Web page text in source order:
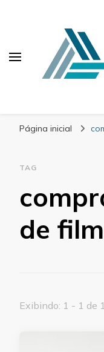
Página inicial
TAG
de
Exibindo: 1 - 1 de